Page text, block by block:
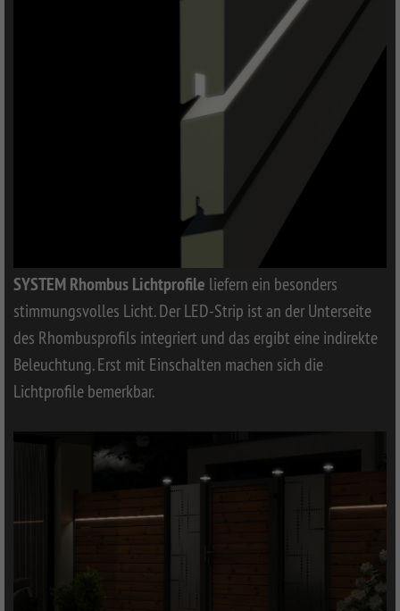
SYSTEM Rhombus Lichtprofile liefern ein besonders
stimmungsvolles Licht. Der LED-Strip ist an der Unterseite
des Rhombusprofils integriert und das ergibt eine indirekte
Beleuchtung. Erst mit Einschalten machen sich die
Lichtprofile bemerkbar.